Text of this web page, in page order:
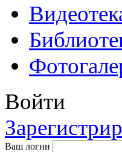
Войти
Ваш логин